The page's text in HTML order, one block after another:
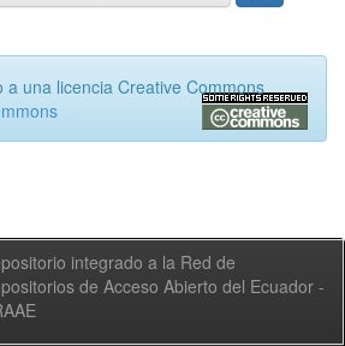
a una licencia Creative Commons
integrado a la Red de
de Acceso Abierto del Ecuador -